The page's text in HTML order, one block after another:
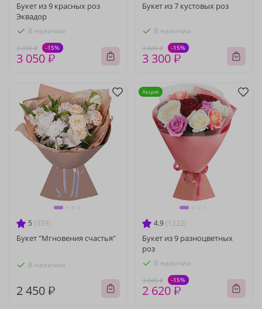
Букет из 9 красных роз
Эквадор
В наличии
3 590 ₽ -15%
3 050 ₽
Букет из 7 кустовых роз
В наличии
3 880 ₽ -15%
3 300 ₽
5 (339)
Букет "Мгновения счастья"
В наличии
2 450 ₽
4.9 (1222)
Букет из 9 разноцветных
роз
В наличии
3 080 ₽ -15%
2 620 ₽
Акция